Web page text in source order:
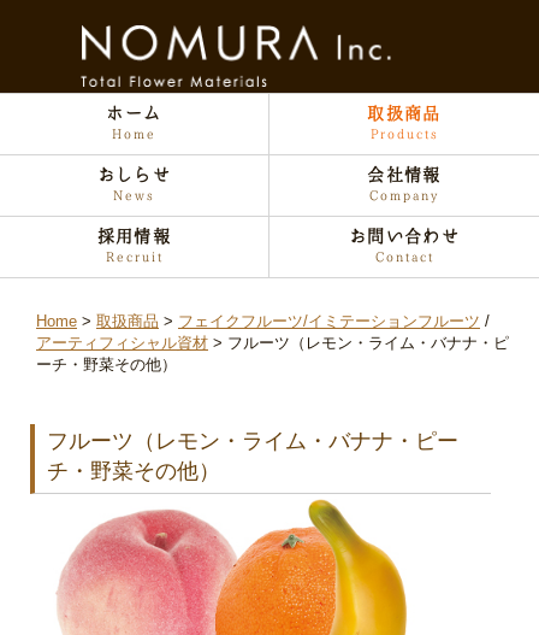
ホーム
Home
取扱商品
Products
おしらせ
News
会社情報
Company
採用情報
Recruit
お問い合わせ
Contact
Home 取扱商品 フェイクフルーツ/イミテーションフルーツ /
アーティフィシャル資材
フルーツ（レモン・ライム・バナナ・ピ
ーチ・野菜その他）
フルーツ（レモン・ライム・バナナ・ピー
チ・野菜その他）